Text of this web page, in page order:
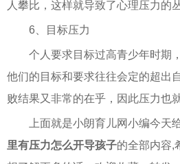
人攀比，这样就导致了心理压力的
6、目标压力
个人要求目标过高青少年时期
他们的目标和要求往往会定的超出
败结果又非常的在乎，因此压力也
上面就是小朗育儿网小编今天
里有压力怎么开导孩子的全部内容,